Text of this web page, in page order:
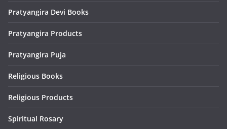
Pratyangira Devi Books
Pratyangira Products
Pratyangira Puja
Religious Books
Religious Products
Spiritual Rosary